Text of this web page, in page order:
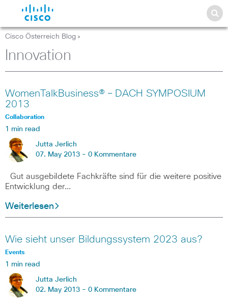
Cisco Österreich Blog >
Innovation
WomenTalkBusiness® – DACH SYMPOSIUM
2013
Collaboration
1 min read
Jutta Jerlich
07. May 2013 - 0 Kommentare
Gut ausgebildete Fachkräfte sind für die weitere positive
Entwicklung der…
Weiterlesen
Wie sieht unser Bildungssystem 2023 aus?
Events
1 min read
Jutta Jerlich
02. May 2013 - 0 Kommentare